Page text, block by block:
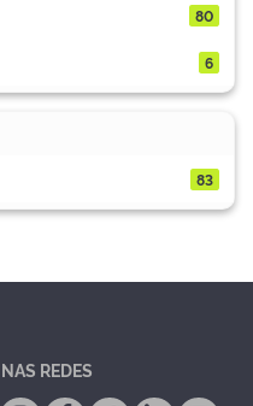
80
6
83
NAS REDES